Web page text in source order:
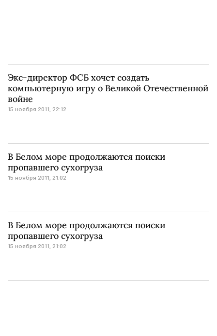
Экс-директор ФСБ хочет создать
компьютерную игру о Великой Отечественной
войне
15 ноября 2011, 22:12
В Белом море продолжаются поиски
пропавшего сухогруза
15 ноября 2011, 21:02
В Белом море продолжаются поиски
пропавшего сухогруза
15 ноября 2011, 21:02